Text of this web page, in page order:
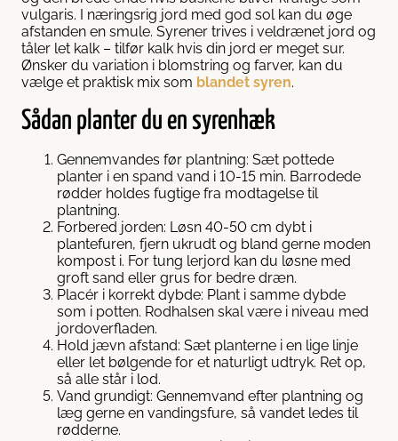
vulgaris. I næringsrig jord med god sol kan du øge
afstanden en smule. Syrener trives i veldrænet jord og
tåler let kalk – tilfør kalk hvis din jord er meget sur.
Ønsker du variation i blomstring og farver, kan du
vælge et praktisk mix som blandet syren.
Sådan planter du en syrenhæk
Gennemvandes før plantning: Sæt pottede
planter i en spand vand i 10-15 min. Barrodede
rødder holdes fugtige fra modtagelse til
plantning.
Forbered jorden: Løsn 40-50 cm dybt i
plantefuren, fjern ukrudt og bland gerne moden
kompost i. For tung lerjord kan du løsne med
groft sand eller grus for bedre dræn.
Placér i korrekt dybde: Plant i samme dybde
som i potten. Rodhalsen skal være i niveau med
jordoverfladen.
Hold jævn afstand: Sæt planterne i en lige linje
eller let bølgende for et naturligt udtryk. Ret op,
så alle står i lod.
Vand grundigt: Gennemvand efter plantning og
læg gerne en vandingsfure, så vandet ledes til
rødderne.